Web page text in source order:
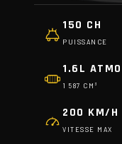
150 CH
PUISSANCE
1.6L ATMO
1 587 CM³
200 KM/H
VITESSE MAX